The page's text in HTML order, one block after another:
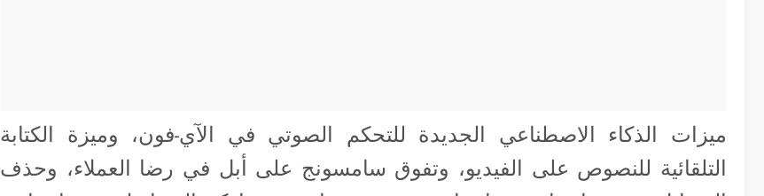
ميزات الذكاء الاصطناعي الجديدة للتحكم الصوتي في الآي-فون، وميزة الكتابة
التلقائية للنصوص على الفيديو، وتفوق سامسونج على أبل في رضا العملاء، وحذف